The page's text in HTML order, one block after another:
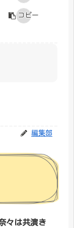
コピー
編集部
々は共演き